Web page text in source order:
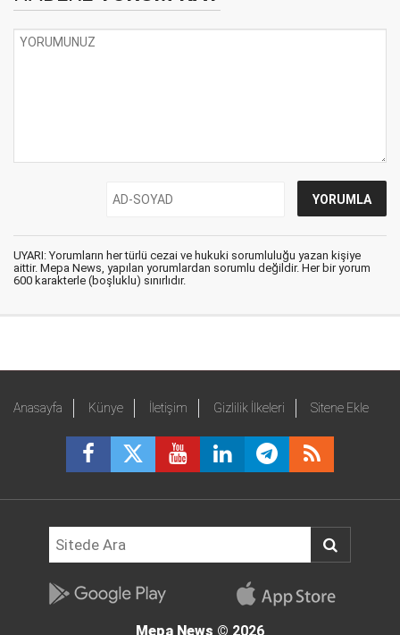
UYARI: Yorumların her türlü cezai ve hukuki sorumluluğu yazan kişiye
aittir. Mepa News, yapılan yorumlardan sorumlu değildir. Her bir yorum
600 karakterle (boşluklu) sınırlıdır.
Anasayfa Künye İletişim Gizlilik İlkeleri Sitene Ekle
Mepa News © 2026